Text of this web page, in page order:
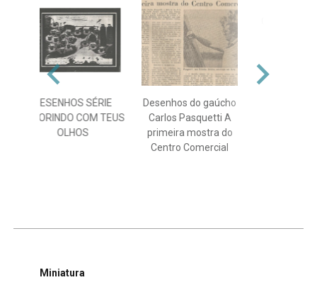
DESENHOS SÉRIE
COLORINDO COM TEUS
OLHOS
Desenhos do gaúcho
Carlos Pasquetti A
primeira mostra do
Centro Comercial
Miniatura